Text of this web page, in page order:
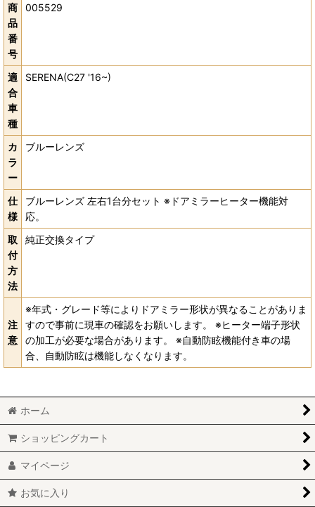
商
品
番
号
005529
適
合
車
種
SERENA(C27 '16~)
カ
ラ
ー
ブルーレンズ
仕
様
ブルーレンズ 左右1台分セット ※ドアミラーヒーター機能対
応。
取
付
方
法
純正交換タイプ
注
意
※年式・グレード等によりドアミラー形状が異なることがありま
すので事前に現車の確認をお願いします。 ※ヒーター端子形状
の加工が必要な場合があります。 ※自動防眩機能付き車の場
合、自動防眩は機能しなくなります。
ホーム
ショッピングカート
マイページ
お気に入り